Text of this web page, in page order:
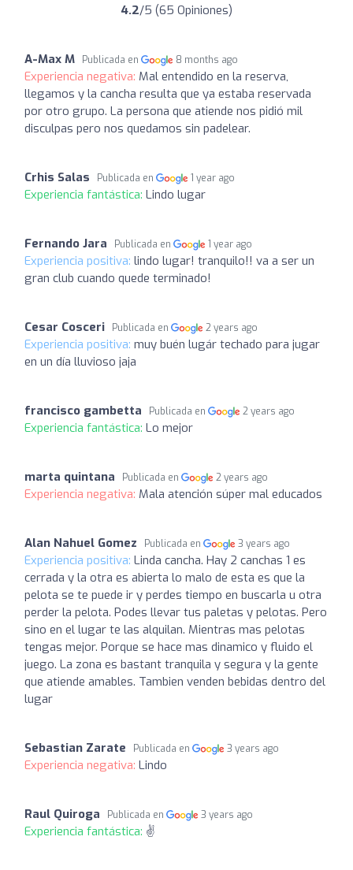
4.2/5 (65 Opiniones)
A-Max M Publicada en 8 months ago
Experiencia negativa: Mal entendido en la reserva,
llegamos y la cancha resulta que ya estaba reservada
por otro grupo. La persona que atiende nos pidió mil
disculpas pero nos quedamos sin padelear.
Crhis Salas Publicada en 1 year ago
Experiencia fantástica: Lindo lugar
Fernando Jara Publicada en 1 year ago
Experiencia positiva: lindo lugar! tranquilo!! va a ser un
gran club cuando quede terminado!
Cesar Cosceri Publicada en 2 years ago
Experiencia positiva: muy buén lugár techado para jugar
en un día lluvioso jaja
francisco gambetta Publicada en 2 years ago
Experiencia fantástica: Lo mejor
marta quintana Publicada en 2 years ago
Experiencia negativa: Mala atención súper mal educados
Alan Nahuel Gomez Publicada en 3 years ago
Experiencia positiva: Linda cancha. Hay 2 canchas 1 es
cerrada y la otra es abierta lo malo de esta es que la
pelota se te puede ir y perdes tiempo en buscarla u otra
perder la pelota. Podes llevar tus paletas y pelotas. Pero
sino en el lugar te las alquilan. Mientras mas pelotas
tengas mejor. Porque se hace mas dinamico y fluido el
juego. La zona es bastant tranquila y segura y la gente
que atiende amables. Tambien venden bebidas dentro del
lugar
Sebastian Zarate Publicada en 3 years ago
Experiencia negativa: Lindo
Raul Quiroga Publicada en 3 years ago
Experiencia fantástica: ✌